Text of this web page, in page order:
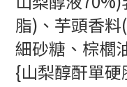
脂)、芋頭香料
細砂糖、棕櫚
{山梨醇酐單